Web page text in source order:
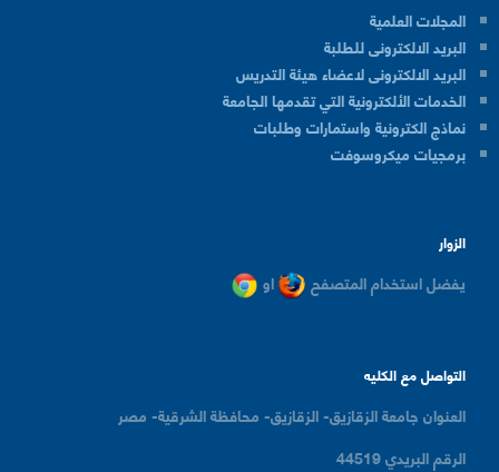
المجلات العلمية
البريد الالكترونى للطلبة
البريد الالكترونى لاعضاء هيئة التدريس
الخدمات الألكترونية التي تقدمها الجامعة
نماذج الكترونية واستمارات وطلبات
برمجيات ميكروسوفت
الزوار
يفضل استخدام المتصفح او
التواصل مع الكليه
العنوان جامعة الزقازيق- الزقازيق- محافظة الشرقية- مصر
الرقم البريدي44519